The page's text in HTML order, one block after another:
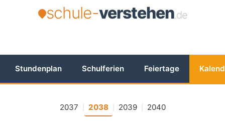
schule-verstehen.de
Stundenplan Schulferien Feiertage
2037 2038 2039 2040